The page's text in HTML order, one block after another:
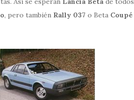
, pero también Rally 037 o Beta Coupé